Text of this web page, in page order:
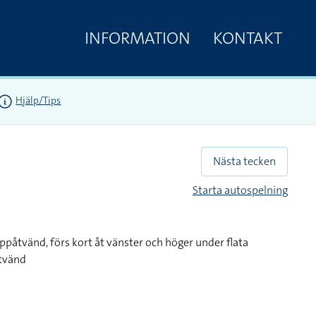
INFORMATION KONTAKT
Hjälp/Tips
Nästa tecken
Starta autospelning
förs kort åt vänster och höger under flata